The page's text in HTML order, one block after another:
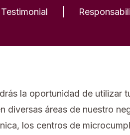
Testimonial
la oportunidad de
diversas áreas de nuestro
los centros de